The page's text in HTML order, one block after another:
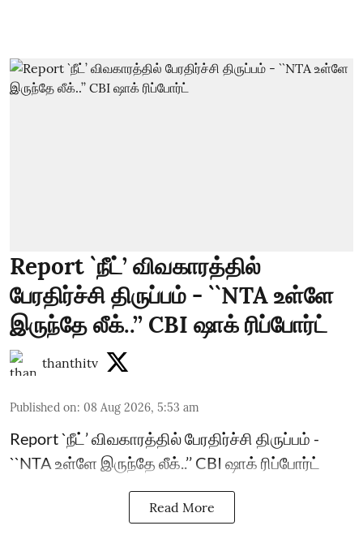
Report `நீட்’ விவகாரத்தில்
பேரதிர்ச்சி திருப்பம் - ``NTA உள்ளே
இருந்தே லீக்..’’ CBI ஷாக் ரிப்போர்ட்
thanthitv
Published on: 08 Aug 2026, 5:53 am
Report `நீட்’ விவகாரத்தில் பேரதிர்ச்சி திருப்பம் -
``NTA உள்ளே இருந்தே லீக்..’’ CBI ஷாக் ரிப்போர்ட்
Read More